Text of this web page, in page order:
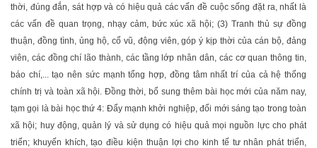
thời, đúng đắn, sát hợp và có hiệu quả các vấn đề cuộc sống đặt ra, nhất là
các vấn đề quan trọng, nhạy cảm, bức xúc xã hội; (3) Tranh thủ sự đồng
thuận, đồng tình, ủng hộ, cổ vũ, động viên, góp ý kịp thời của cán bộ, đảng
viên, các đồng chí lão thành, các tầng lớp nhân dân, các cơ quan thông tin,
báo chí,... tạo nên sức mạnh tổng hợp, đồng tâm nhất trí của cả hệ thống
chính trị và toàn xã hội. Đồng thời, bổ sung thêm bài học mới của năm nay,
tạm gọi là bài học thứ 4: Đẩy mạnh khởi nghiệp, đổi mới sáng tạo trong toàn
xã hội; huy động, quản lý và sử dụng có hiệu quả mọi nguồn lực cho phát
triển; khuyến khích, tạo điều kiện thuận lợi cho kinh tế tư nhân phát triển,